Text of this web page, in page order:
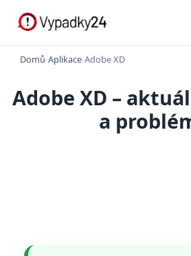
Domů›Aplikace›Adobe XD
Adobe XD –
a